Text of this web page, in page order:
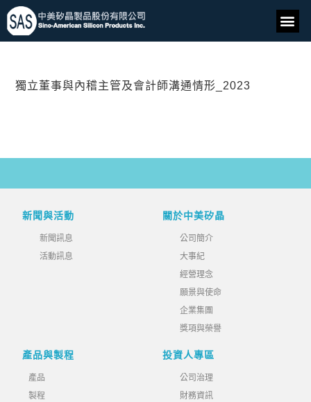
獨立董事與內稽主管及會計師溝通情形_2023
新聞與活動
新聞訊息
活動訊息
關於中美矽晶
公司簡介
大事紀
經營理念
願景與使命
企業集團
獎項與榮譽
產品與製程
產品
製程
投資人專區
公司治理
財務資訊